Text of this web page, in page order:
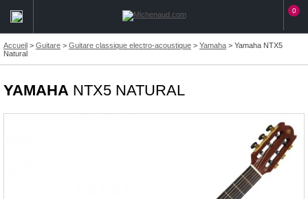
0
Accueil > Guitare > Guitare classique electro-acoustique > Yamaha > Yamaha NTX5
Natural
YAMAHA NTX5 NATURAL